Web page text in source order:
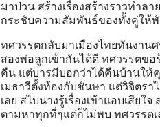
มาป่วน สร้างเรื่องสร้างราวทำล
กระชับความสัมพันธ์ของทั้งคู่ให้
ทศวรรตกลับมาเมืองไทยทันงา
สองพ่อลูกเข้ากันได้ดี ทศวรรตข
คืน แต่บารมีบอกว่าได้คืนบ้านใ
เมธาวีตั้งท้องกับชันษา แต่วิจิตรา
เลย สไบนางรู้เรื่องเข้าแอบเสีย
ตามหาทุกที่ๆแต่ก็ไม่พบ ทศวรรต